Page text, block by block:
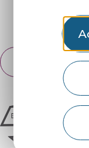
Français
English